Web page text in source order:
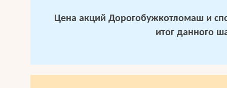
Цена акций Дорогобужкотломаш и
итог данного